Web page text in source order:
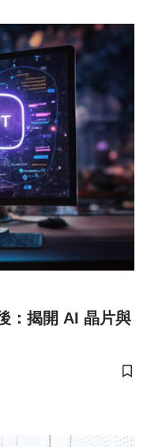
：揭開 AI 晶片與
儲